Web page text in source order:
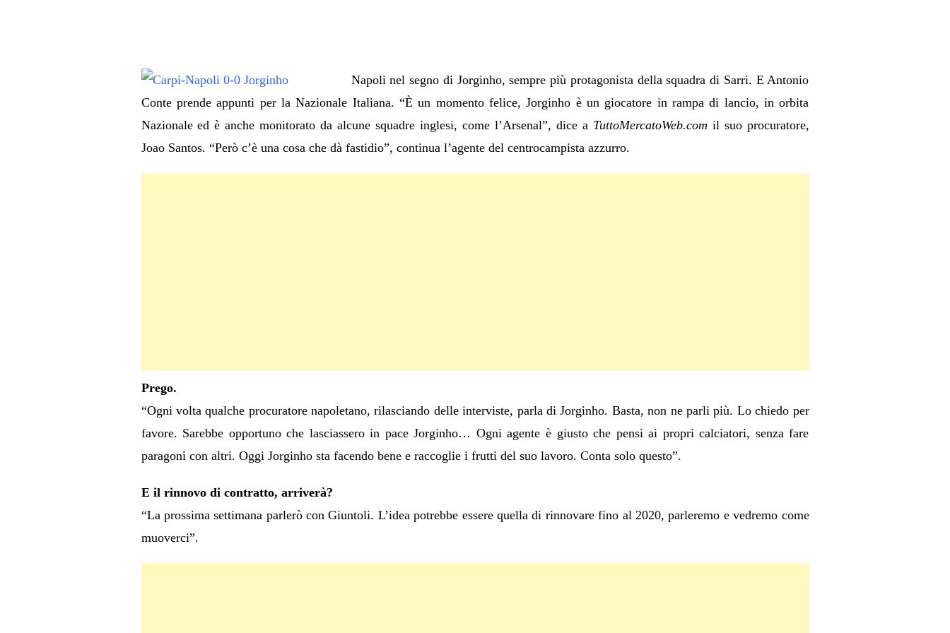
Napoli nel segno di Jorginho, sempre più protagonista della squadra di Sarri. E Antonio
Conte prende appunti per la Nazionale Italiana. “È un momento felice, Jorginho è un giocatore in rampa di lancio, in orbita
Nazionale ed è anche monitorato da alcune squadre inglesi, come l’Arsenal”, dice a TuttoMercatoWeb.com il suo procuratore,
Joao Santos. “Però c’è una cosa che dà fastidio”, continua l’agente del centrocampista azzurro.
Prego.
“Ogni volta qualche procuratore napoletano, rilasciando delle interviste, parla di Jorginho. Basta, non ne parli più. Lo chiedo per
favore. Sarebbe opportuno che lasciassero in pace Jorginho… Ogni agente è giusto che pensi ai propri calciatori, senza fare
paragoni con altri. Oggi Jorginho sta facendo bene e raccoglie i frutti del suo lavoro. Conta solo questo”.
E il rinnovo di contratto, arriverà?
“La prossima settimana parlerò con Giuntoli. L’idea potrebbe essere quella di rinnovare fino al 2020, parleremo e vedremo come
muoverci”.